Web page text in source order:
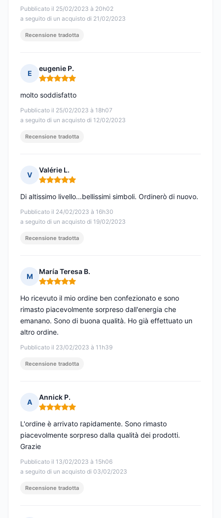
Pubblicato il 25/02/2023 à 20h02
a seguito di un acquisto di 21/02/2023
Recensione tradotta
E
eugenie P.
Nota: 5 su 5
Pubblicato il 25/02/2023 à 18h07
a seguito di un acquisto di 12/02/2023
molto soddisfatto
Recensione tradotta
V
Valérie L.
Nota: 5 su 5
Pubblicato il 24/02/2023 à 16h30
a seguito di un acquisto di 19/02/2023
Di altissimo livello...bellissimi simboli. Ordinerò di nuovo.
Recensione tradotta
M
María Teresa B.
Nota: 5 su 5
Pubblicato il 23/02/2023 à 11h39
Ho ricevuto il mio ordine ben confezionato e sono
rimasto piacevolmente sorpreso dall'energia che
emanano. Sono di buona qualità. Ho già effettuato un
altro ordine.
Recensione tradotta
A
Annick P.
Nota: 5 su 5
Pubblicato il 13/02/2023 à 15h06
a seguito di un acquisto di 03/02/2023
L'ordine è arrivato rapidamente. Sono rimasto
piacevolmente sorpreso dalla qualità dei prodotti.
Grazie
Recensione tradotta